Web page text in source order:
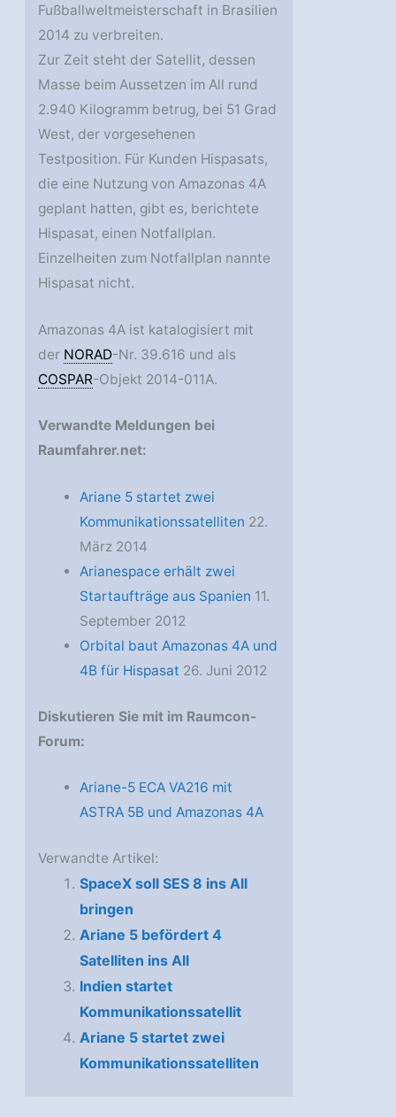
Fußballweltmeisterschaft in Brasilien
2014 zu verbreiten.
Zur Zeit steht der Satellit, dessen
Masse beim Aussetzen im All rund
2.940 Kilogramm betrug, bei 51 Grad
West, der vorgesehenen
Testposition. Für Kunden Hispasats,
die eine Nutzung von Amazonas 4A
geplant hatten, gibt es, berichtete
Hispasat, einen Notfallplan.
Einzelheiten zum Notfallplan nannte
Hispasat nicht.
Amazonas 4A ist katalogisiert mit
der NORAD-Nr. 39.616 und als
COSPAR-Objekt 2014-011A.
Verwandte Meldungen bei
Raumfahrer.net:
Ariane 5 startet zwei
Kommunikationssatelliten 22.
März 2014
Arianespace erhält zwei
Startaufträge aus Spanien 11.
September 2012
Orbital baut Amazonas 4A und
4B für Hispasat 26. Juni 2012
Diskutieren Sie mit im Raumcon-
Forum:
Ariane-5 ECA VA216 mit
ASTRA 5B und Amazonas 4A
Verwandte Artikel:
SpaceX soll SES 8 ins All
bringen
Ariane 5 befördert 4
Satelliten ins All
Indien startet
Kommunikationssatellit
Ariane 5 startet zwei
Kommunikationssatelliten